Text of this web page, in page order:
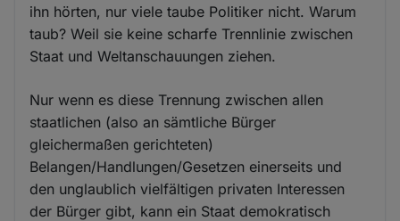
ihn hörten, nur viele taube Politiker nicht. Warum
taub? Weil sie keine scharfe Trennlinie zwischen
Staat und Weltanschauungen ziehen.
Nur wenn es diese Trennung zwischen allen
staatlichen (also an sämtliche Bürger
gleichermaßen gerichteten)
Belangen/Handlungen/Gesetzen einerseits und
den unglaublich vielfältigen privaten Interessen
der Bürger gibt, kann ein Staat demokratisch